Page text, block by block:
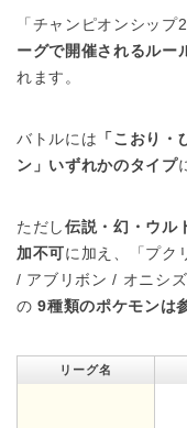
「チャンピオンシッ
ーグで開催されるルー
れます。
バトルには 「こおり
ン」いずれかのタイプ
ただし伝説・幻・ウル
加不可に加え、「プク
/ アブリボン / オニシ
の9種類のポケモンは
リーグ名